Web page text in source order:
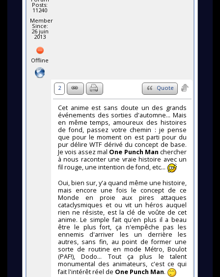
Posts:
11240
Member
Since:
26 juin
2013
Offline
2 Quote
Cet anime est sans doute un des grands
événements des sorties d'automne... Mais
en même temps, amoureux des histoires
de fond, passez votre chemin : je pense
que pour le moment on est parti pour du
pur délire WTF dérivé du concept de base.
Je vois assez mal One Punch Man chercher
à nous raconter une vraie histoire avec un
fil rouge, une intention de fond, etc...
Oui, bien sur, y'a quand même une histoire,
mais encore une fois le concept de ce
Monde en proie aux pires attaques
cataclysmiques et ou vit un héros auquel
rien ne résiste, est la clé de voûte de cet
anime. Le simple fait qu'en plus il a beau
être le plus fort, ça n'empêche pas les
ennemis d'arriver les un derrière les
autres, sans fin, au point de former une
sorte de routine en mode Métro, Boulot
(PAF!), Dodo... Tout ça plus le talent
monumental des animateurs, c'est ce qui
fait l'intérêt réel de One Punch Man.